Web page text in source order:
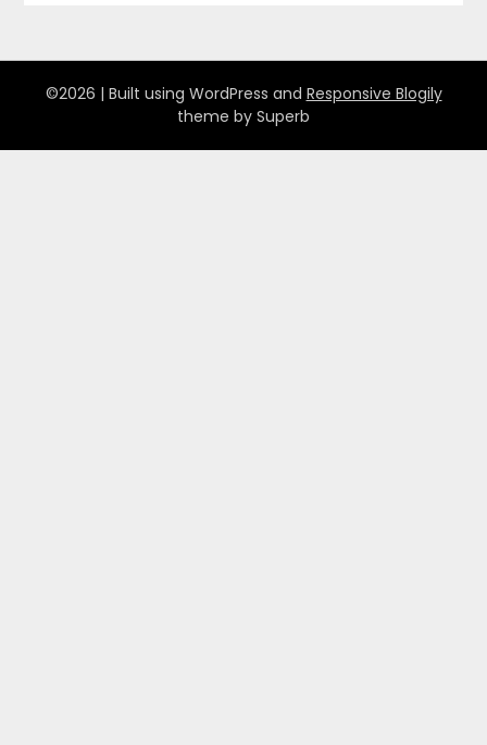
©2026 | Built using WordPress and Responsive Blogily
theme by Superb